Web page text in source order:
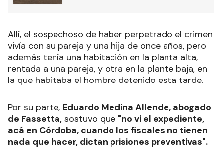
Allí, el sospechoso de haber perpetrado el crimen
vivía con su pareja y una hija de once años, pero
además tenía una habitación en la planta alta,
rentada a una pareja, y otra en la plante baja, en
la que habitaba el hombre detenido esta tarde.
Por su parte, Eduardo Medina Allende, abogado
de Fassetta, sostuvo que "no vi el expediente,
acá en Córdoba, cuando los fiscales no tienen
nada que hacer, dictan prisiones preventivas".